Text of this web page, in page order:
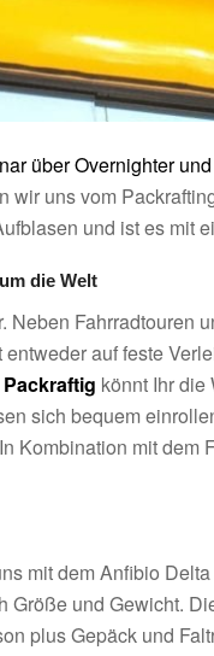
über Overnighter
wir uns vom
und ist es mit
die Welt
Fahrradtouren
auf feste
Packraftig könnt Ihr die
sich bequem
Kombination mit dem
mit dem Anfibio
Größe und Gewicht.
plus Gepäck und